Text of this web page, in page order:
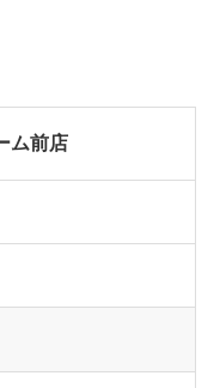
ム前店